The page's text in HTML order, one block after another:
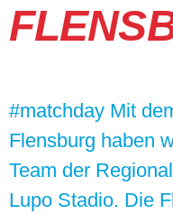
#matchday Mit
Flensburg haben
Team der
Lupo Stadio. Die